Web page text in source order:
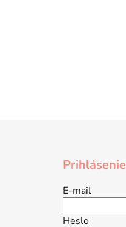
Prihlásenie
E-mail
Heslo